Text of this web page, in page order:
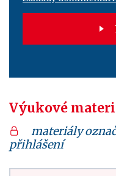
Výukové
materiály
přihlášení